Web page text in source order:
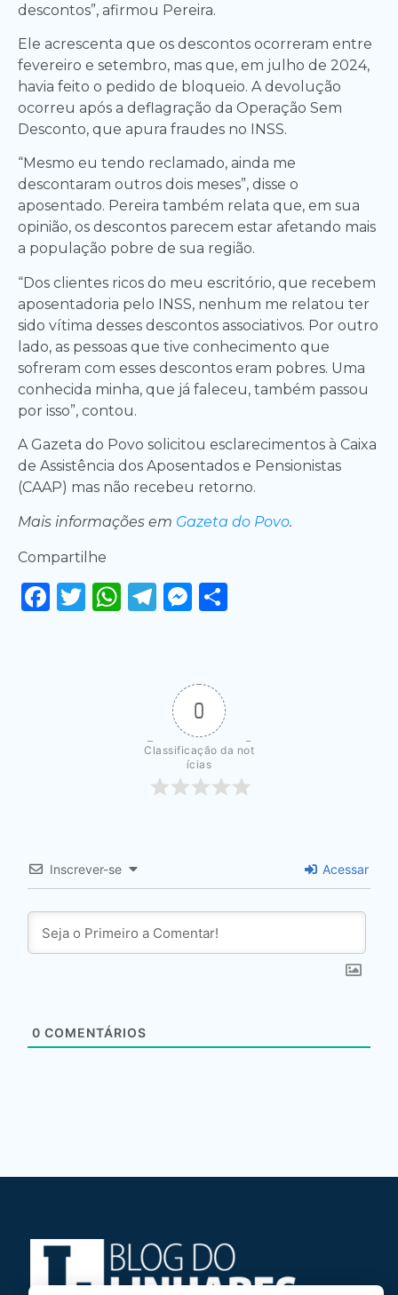
descontos”, afirmou Pereira.
Ele acrescenta que os descontos ocorreram entre
fevereiro e setembro, mas que, em julho de 2024,
havia feito o pedido de bloqueio. A devolução
ocorreu após a deflagração da Operação Sem
Desconto, que apura fraudes no INSS.
“Mesmo eu tendo reclamado, ainda me
descontaram outros dois meses”, disse o
aposentado. Pereira também relata que, em sua
opinião, os descontos parecem estar afetando mais
a população pobre de sua região.
“Dos clientes ricos do meu escritório, que recebem
aposentadoria pelo INSS, nenhum me relatou ter
sido vítima desses descontos associativos. Por outro
lado, as pessoas que tive conhecimento que
sofreram com esses descontos eram pobres. Uma
conhecida minha, que já faleceu, também passou
por isso”, contou.
A Gazeta do Povo solicitou esclarecimentos à Caixa
de Assistência dos Aposentados e Pensionistas
(CAAP) mas não recebeu retorno.
Mais informações em Gazeta do Povo.
Compartilhe
Facebook
Twitter
WhatsApp
Telegram
Messenger
0
Classificação da not
ícias
Inscrever-se Acessar
0 COMENTÁRIOS